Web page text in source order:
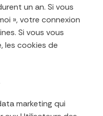
un an. Si vous
», votre connexion
Si vous vous
les cookies de
marketing qui